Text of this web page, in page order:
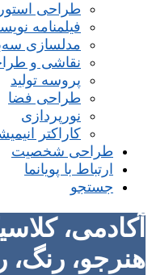
طراحی
فیلمنامه
مدلسازی
نقاشی و
پروسه تولید
طراحی فضا
نورپردازی
کاراکتر
طراحی شخصیت
ارتباط با پویانما
جستجو
آکادمی،
هنرجو،